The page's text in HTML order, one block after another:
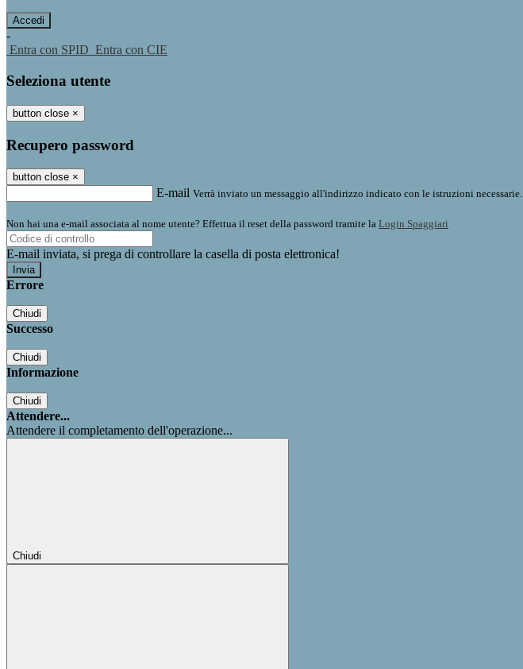
-
Entra con SPID Entra con CIE
Seleziona utente
button close ×
Recupero password
button close ×
E-mail Verrà inviato un messaggio all'indirizzo indicato con le istruzioni necessarie.
Non hai una e-mail associata al nome utente? Effettua il reset della password tramite la Login Spaggiari
E-mail inviata, si prega di controllare la casella di posta elettronica!
Errore
Chiudi
Successo
Chiudi
Informazione
Chiudi
Attendere...
Attendere il completamento dell'operazione...
Chiudi